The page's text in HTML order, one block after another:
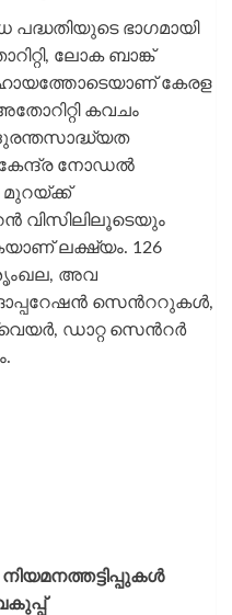
പദ്ധതിയുടെ ഭാഗമായി
ലോക ബാങ്ക്
കേരള
കവചം
കേന്ദ്ര നോഡൽ
മുറയ്ക്ക്
വിസിലിലൂടെയും
ലക്ഷ്യം. 126
അവ
ഓപ്പറേഷൻ സെന്‍ററുകൾ,
ഡാറ്റ സെന്‍റർ